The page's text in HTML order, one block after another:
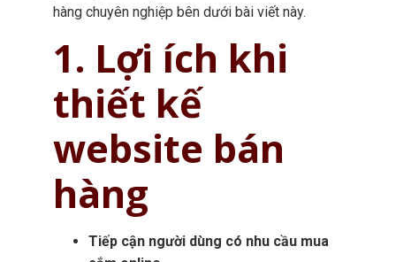
hàng chuyên nghiệp bên dưới bài viết này.
1. Lợi ích khi
thiết kế
website bán
hàng
Tiếp cận người dùng có nhu cầu mua